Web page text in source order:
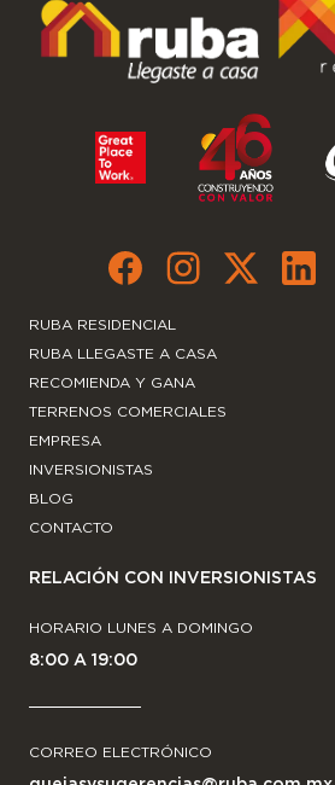
RUBA RESIDENCIAL
RUBA LLEGASTE A CASA
RECOMIENDA Y GANA
TERRENOS COMERCIALES
EMPRESA
INVERSIONISTAS
BLOG
CONTACTO
RELACIÓN CON INVERSIONISTAS
HORARIO LUNES A DOMINGO
8:00 A 19:00
CORREO ELECTRÓNICO